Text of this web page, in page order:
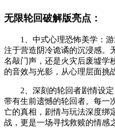
无限轮回破解版亮点：
1、中式心理恐怖美学：游
注于营造阴冷诡谲的沉浸感。
名敲门声，还是火灾后废墟学
的音效与光影，从心理层面挑
2、深刻的轮回者剧情设定
带有生前遗憾的轮回者。每一
亡的真相，剧情与玩法深度绑
战，更是一场寻找救赎的情感